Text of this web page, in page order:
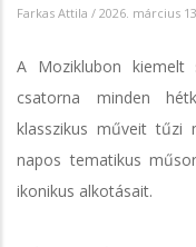
Farkas Attila / 2026. március
A Moziklubon
csatorna minden
klasszikus műveit tűzi
napos tematikus
ikonikus alkotásait.